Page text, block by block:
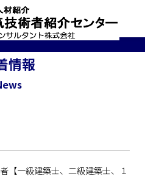
情報
【一級建築士、二級建築士、１